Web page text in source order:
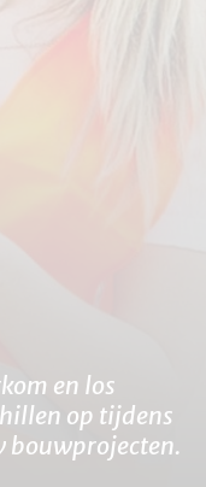
en los
op tijdens
bouwprojecten.